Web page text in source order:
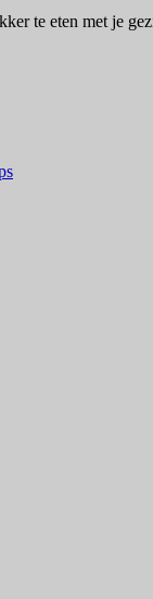
te eten met je